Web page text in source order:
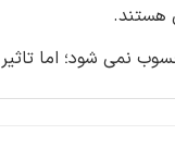
هستند.
نمی شود؛ اما